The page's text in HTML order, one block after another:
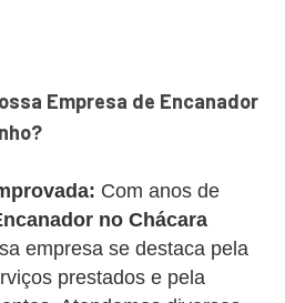
Empresa de Encanador
Com anos de
no Chácara
empresa se destaca pela
prestados e pela